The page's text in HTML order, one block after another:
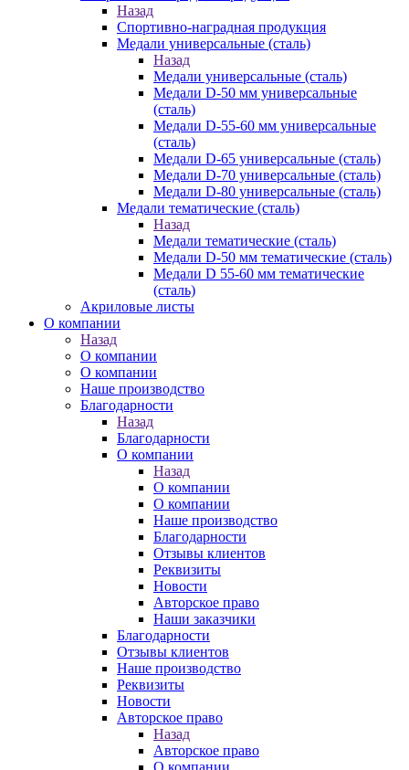
Назад
Спортивно-наградная продукция
Медали универсальные (сталь)
Назад
Медали универсальные (сталь)
Медали D-50 мм универсальные
(сталь)
Медали D-55-60 мм универсальные
(сталь)
Медали D-65 универсальные (сталь)
Медали D-70 универсальные (сталь)
Медали D-80 универсальные (сталь)
Медали тематические (сталь)
Назад
Медали тематические (сталь)
Медали D-50 мм тематические (сталь)
Медали D 55-60 мм тематические
(сталь)
Акриловые листы
О компании
Назад
О компании
О компании
Наше производство
Благодарности
Назад
Благодарности
О компании
Назад
О компании
О компании
Наше производство
Благодарности
Отзывы клиентов
Реквизиты
Новости
Авторское право
Наши заказчики
Благодарности
Отзывы клиентов
Наше производство
Реквизиты
Новости
Авторское право
Назад
Авторское право
О компании